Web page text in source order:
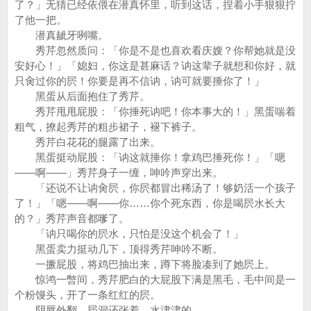
了？」无猜已经依偎在潜真怀里，听到这话，捏着小手狠狠拧
了他一把。
潜真龇牙咧嘴。
秀芹忽然质问：「你是不是也喜欢看庆嫂？你帮她就是没
安好心！」「媳妇，你这是甚麻话？讷这辈子就想和你好，就
只肏过你的屄！你要是再不信讷，讷可就要捶你了！」
黑蛋从后面抱住了秀芹。
秀芹甩甩屁股：「你捶死讷吧！你本事大的！」黑蛋喘着
粗气，撩起秀芹的粗步裙子，褪下裤子。
秀芹白花花的腿露了出来。
黑蛋挺动屁股：「讷这就捶你！拿鸡巴捶死你！」「嗯
——啊——」秀芹身子一缠，呻吟声穿出来。
「还说不让讷肏屄，你屄都冒出稀汤了！够奶活一个孩子
了！」「嗯——啊——你……你个死东西，你是喝屄水长大
的？」秀芹声音都嗲了。
「讷只喝你的屄水，只怕是没这个机会了！」
黑蛋卖力挺动几下，顶得秀芹呻吟不断。
一撅屁股，将鸡巴抽出来，蹲下将脸凑到了她屄上。
惊鸿一暼间，秀芹肥白的大屁股下满是黑毛，毛中间是一
个粉馒头，开了一条红红的屄。